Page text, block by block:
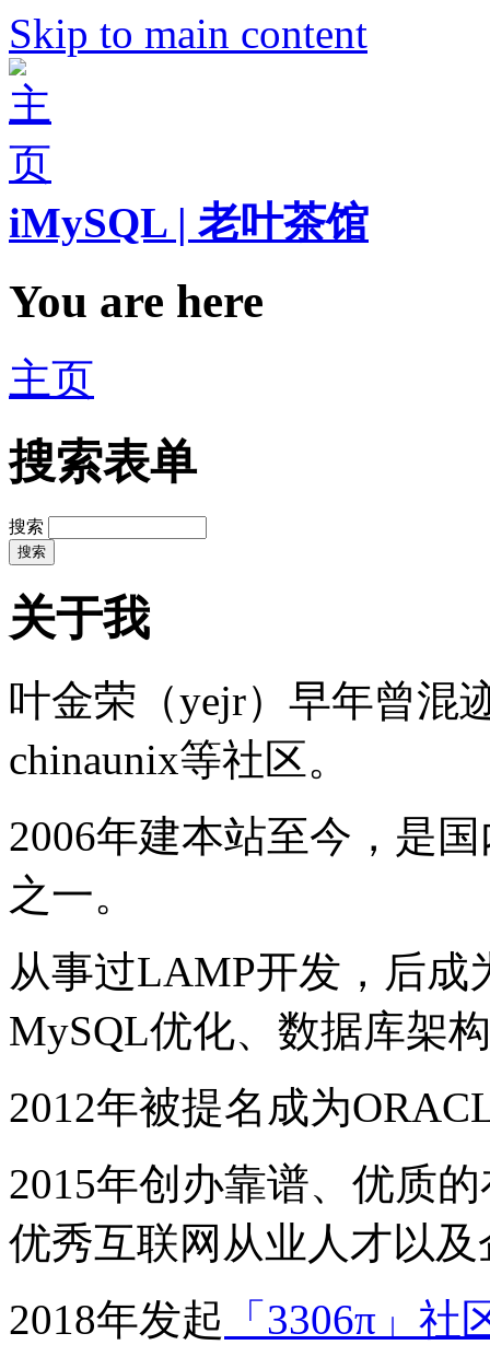
Skip to main content
iMySQL | 老叶茶馆
You are here
主页
搜索表单
搜索
关于我
叶金荣（yejr）早年曾混
chinaunix等社区。
2006年建本站至今，是
之一。
从事过LAMP开发，后成
MySQL优化、数据库架
2012年被提名成为
2015年创办靠谱、优质
优秀互联网从业人才以
2018年发起 「3306π」社